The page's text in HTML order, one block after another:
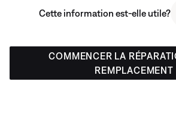
Cette information est-elle utile?
COMMENCER LA
REMPLACEMENT